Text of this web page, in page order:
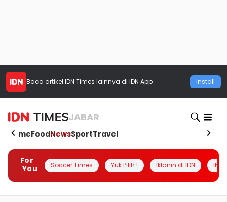
Baca artikel IDN Times lainnya di IDN App Install
JABAR
HomeFoodNewsSportTravel
For
You
Soccer Times Yuk Pilih ! Iklanin di IDN